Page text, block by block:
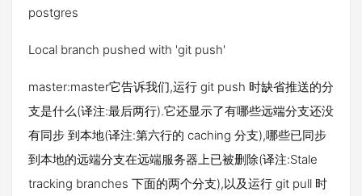
postgres
Local branch pushed with 'git push'
master:master它告诉我们,运行 git push 时缺省推送的分
支是什么(译注:最后两行).它还显示了有哪些远端分支还没
有同步 到本地(译注:第六行的 caching 分支),哪些已同步
到本地的远端分支在远端服务器上已被删除(译注:Stale
tracking branches 下面的两个分支),以及运行 git pull 时